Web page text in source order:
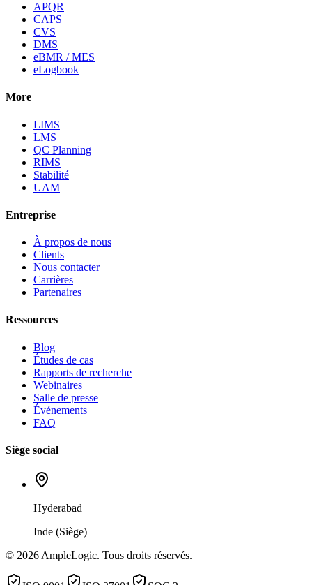
APQR
CAPS
CVS
DMS
eBMR / MES
eLogbook
More
LIMS
LMS
QC Planning
RIMS
Stabilité
UAM
Entreprise
À propos de nous
Clients
Nous contacter
Carrières
Partenaires
Ressources
Blog
Études de cas
Rapports de recherche
Webinaires
Salle de presse
Événements
FAQ
Siège social
Hyderabad
Inde (Siège)
© 2026 AmpleLogic. Tous droits réservés.